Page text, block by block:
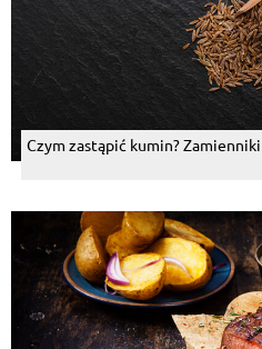
Czym zastąpić kumin?